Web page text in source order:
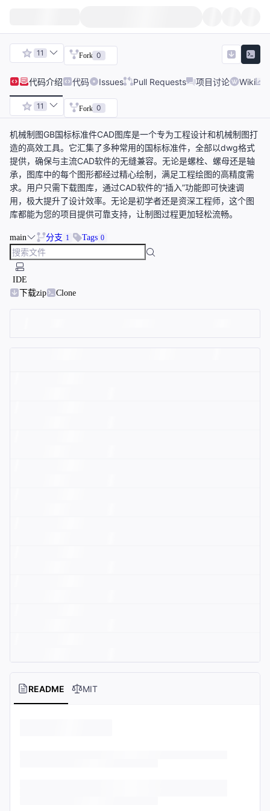
11 Fork 0
代码介绍 代码 Issues Pull Requests 项目讨论 Wiki
11 Fork 0
机械制图GB国标标准件CAD图库是一个专为工程设计和机械制图打
造的高效工具。它汇集了多种常用的国标标准件，全部以dwg格式
提供，确保与主流CAD软件的无缝兼容。无论是螺栓、螺母还是轴
承，图库中的每个图形都经过精心绘制，满足工程绘图的高精度需
求。用户只需下载图库，通过CAD软件的“插入”功能即可快速调
用，极大提升了设计效率。无论是初学者还是资深工程师，这个图
库都能为您的项目提供可靠支持，让制图过程更加轻松流畅。
main 分支 1 Tags 0
IDE
下载zip
Clone
README MIT